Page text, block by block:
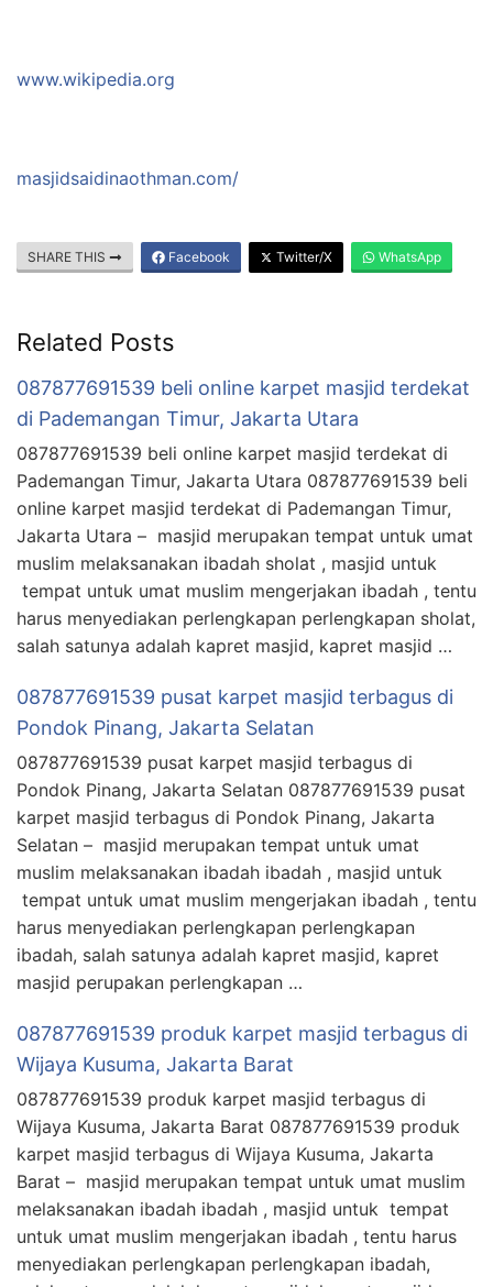
www.wikipedia.org
masjidsaidinaothman.com/
SHARE THIS Facebook Twitter/X WhatsApp
Related Posts
087877691539 beli online karpet masjid terdekat
di Pademangan Timur, Jakarta Utara
087877691539 beli online karpet masjid terdekat di
Pademangan Timur, Jakarta Utara 087877691539 beli
online karpet masjid terdekat di Pademangan Timur,
Jakarta Utara – masjid merupakan tempat untuk umat
muslim melaksanakan ibadah sholat , masjid untuk
tempat untuk umat muslim mengerjakan ibadah , tentu
harus menyediakan perlengkapan perlengkapan sholat,
salah satunya adalah kapret masjid, kapret masjid …
087877691539 pusat karpet masjid terbagus di
Pondok Pinang, Jakarta Selatan
087877691539 pusat karpet masjid terbagus di
Pondok Pinang, Jakarta Selatan 087877691539 pusat
karpet masjid terbagus di Pondok Pinang, Jakarta
Selatan – masjid merupakan tempat untuk umat
muslim melaksanakan ibadah ibadah , masjid untuk
tempat untuk umat muslim mengerjakan ibadah , tentu
harus menyediakan perlengkapan perlengkapan
ibadah, salah satunya adalah kapret masjid, kapret
masjid perupakan perlengkapan …
087877691539 produk karpet masjid terbagus di
Wijaya Kusuma, Jakarta Barat
087877691539 produk karpet masjid terbagus di
Wijaya Kusuma, Jakarta Barat 087877691539 produk
karpet masjid terbagus di Wijaya Kusuma, Jakarta
Barat – masjid merupakan tempat untuk umat muslim
melaksanakan ibadah ibadah , masjid untuk tempat
untuk umat muslim mengerjakan ibadah , tentu harus
menyediakan perlengkapan perlengkapan ibadah,